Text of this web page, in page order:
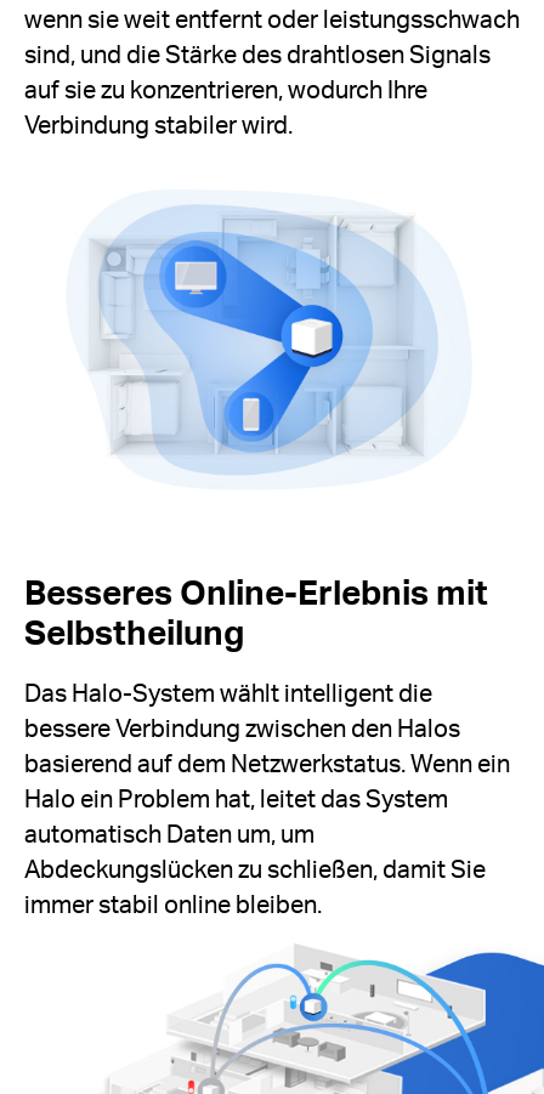
wenn sie weit entfernt oder leistungsschwach
sind, und die Stärke des drahtlosen Signals
auf sie zu konzentrieren, wodurch Ihre
Verbindung stabiler wird.
Besseres Online-Erlebnis mit
Selbstheilung
Das Halo-System wählt intelligent die
bessere Verbindung zwischen den Halos
basierend auf dem Netzwerkstatus. Wenn ein
Halo ein Problem hat, leitet das System
automatisch Daten um, um
Abdeckungslücken zu schließen, damit Sie
immer stabil online bleiben.